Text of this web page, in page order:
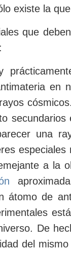
existe la
que
en
una
a la
átomo de
De
del